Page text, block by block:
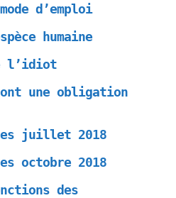
d’emploi
humaine
l’idiot
une obligation
juillet 2018
octobre 2018
des